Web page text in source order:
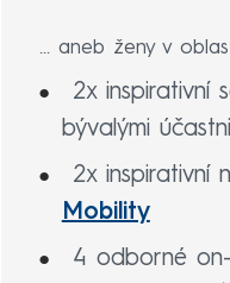
... aneb ženy v
2x inspirativní
bývalými
2x inspirativní
Mobility
4 odborné on-